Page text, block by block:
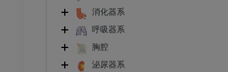
消化器系
呼吸器系
胸腔
泌尿器系